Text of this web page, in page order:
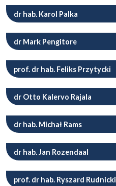
dr hab. Karol Palka
dr Mark Pengitore
prof. dr hab. Feliks Przytycki
dr Otto Kalervo Rajala
dr hab. Michał Rams
dr hab. Jan Rozendaal
prof. dr hab. Ryszard Rudnicki